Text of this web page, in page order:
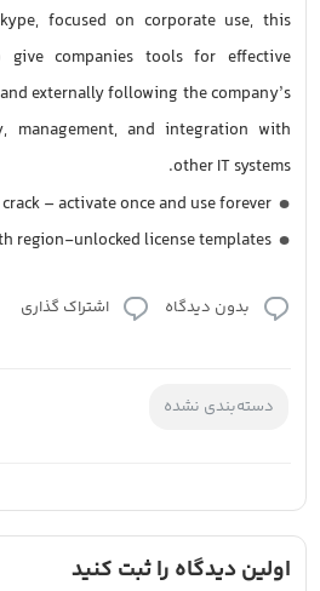
focused on corporate use, this
give companies tools for effective
externally following the company’s
management, and integration with
other IT systems.
– activate once and use forever
region-unlocked license templates
بدون دیدگاه اشتراک گذاری
دسته‌بندی نشده
اولین دیدگاه را ثبت کنید